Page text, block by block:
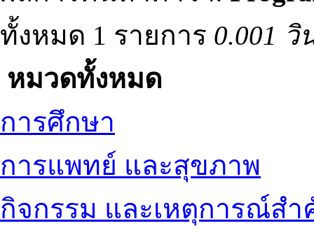
ทั้งหมด 1 รายการ 0.001 วิ
หมวดทั้งหมด
การศึกษา
การแพทย์ และสุขภาพ
กิจกรรม และเหตุการณ์ส